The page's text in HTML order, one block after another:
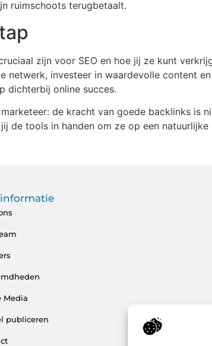
ruimschoots terugbetaalt.
zijn voor SEO en hoe jij ze kunt
netwerk, investeer in waardevolle content
dichterbij online succes.
de kracht van goede backlinks is
de tools in handen om ze op een
Media
publiceren